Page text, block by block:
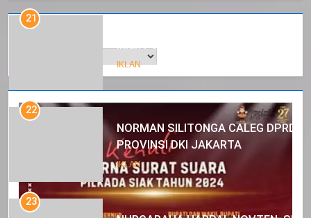
Arsip
21
Iklan Pemerintah Kabupaten Siak
IKLAN
22
NORMAN SILITONGA CALEG DPRD
PROVINSI DKI JAKARTA
IKLAN
23